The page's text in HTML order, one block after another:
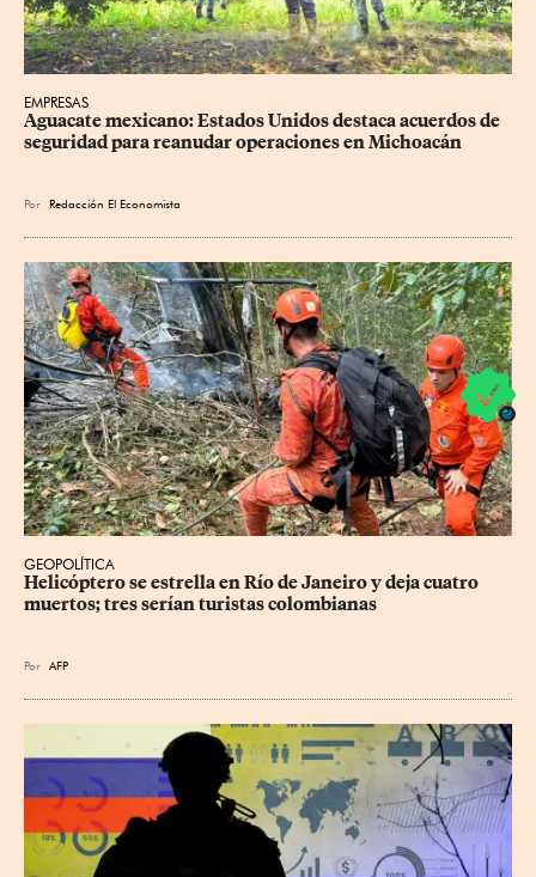
EMPRESAS
Aguacate mexicano: Estados Unidos destaca acuerdos de
seguridad para reanudar operaciones en Michoacán
Por Redacción El Economista
GEOPOLÍTICA
Helicóptero se estrella en Río de Janeiro y deja cuatro
muertos; tres serían turistas colombianas
Por AFP